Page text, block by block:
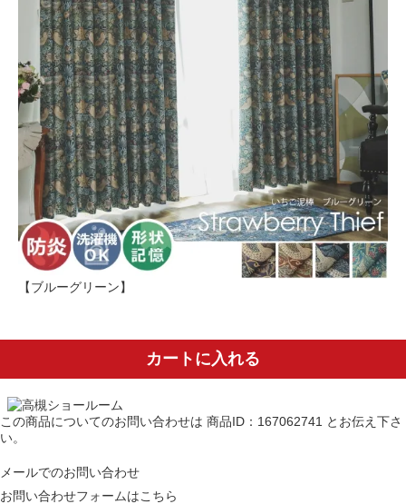
【ブルーグリーン】
カートに入れる
この商品についてのお問い合わせは 商品ID：167062741 とお伝え下さ
い。
メールでのお問い合わせ
お問い合わせフォームはこちら